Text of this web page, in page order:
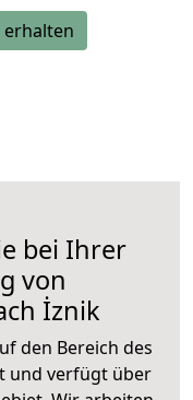
erhalten
bei Ihrer
von
İznik
den Bereich des
und verfügt über